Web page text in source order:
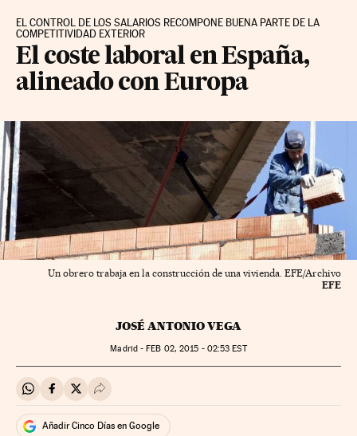
EL CONTROL DE LOS SALARIOS RECOMPONE BUENA PARTE DE LA
COMPETITIVIDAD EXTERIOR
El coste laboral en España,
alineado con Europa
Un obrero trabaja en la construcción de una vivienda. EFE/Archivo
EFE
JOSÉ ANTONIO VEGA
Madrid -FEB 02, 2015 - 02:53 EST
Compartir en Whatsapp
Compartir en Facebook
Compartir en Twitter
Desplegar Redes Sociales
Añadir Cinco Días en Google